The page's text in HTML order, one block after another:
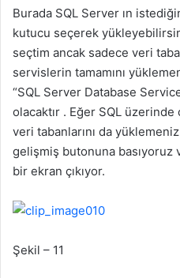
Burada SQL Server ın
kutucu seçerek
seçtim ancak sadece veri
servislerin tamamını
“SQL Server Database
olacaktır . Eğer SQL üzerinde
veri tabanlarını da
gelişmiş butonuna basıyoruz
bir ekran çıkıyor.
Şekil – 11